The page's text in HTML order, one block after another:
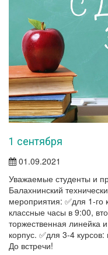
1 сентября
01.09.2021
Уважаемые студенты и
Балахнинский
мероприятия: ✅для 1-го
классные часы в 9:00,
торжественная линейка
корпус. ✅для 3-4
До встречи!